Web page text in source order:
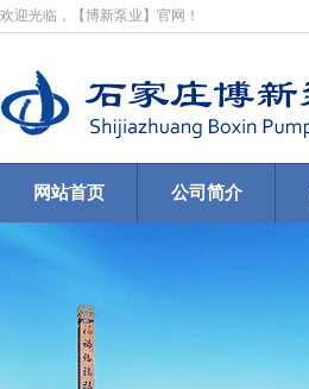
欢迎光临，【博新泵业】官网！
网站首页 公司简介